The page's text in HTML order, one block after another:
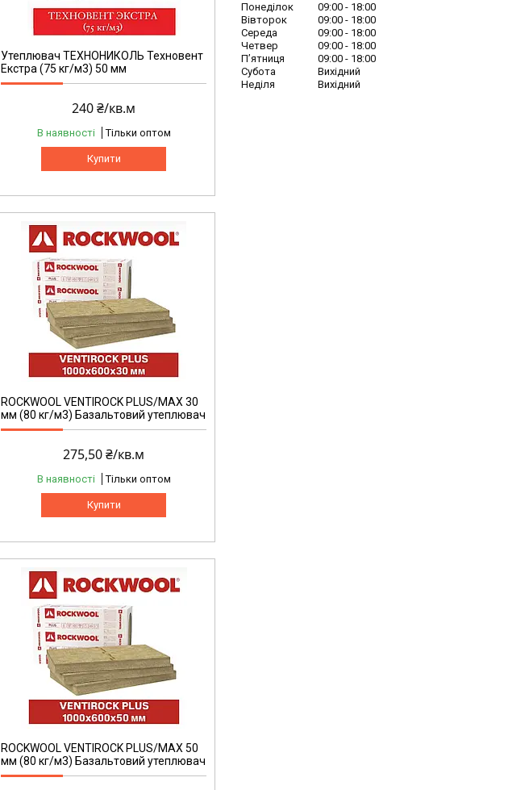
Утеплювач ТЕХНОНИКОЛЬ Техновент
Екстра (75 кг/м3) 50 мм
240 ₴/кв.м
В наявності Тільки оптом
Купити
ROCKWOOL VENTIROCK PLUS/MAX 30
мм (80 кг/м3) Базальтовий утеплювач
275,50 ₴/кв.м
В наявності Тільки оптом
Купити
ROCKWOOL VENTIROCK PLUS/MAX 50
мм (80 кг/м3) Базальтовий утеплювач
Понеділок 09:00
18:00
Вівторок
09:00
18:00
Середа
09:00
18:00
Четвер
09:00
18:00
Пʼятниця
09:00
18:00
Субота
Вихідний
Неділя
Вихідний